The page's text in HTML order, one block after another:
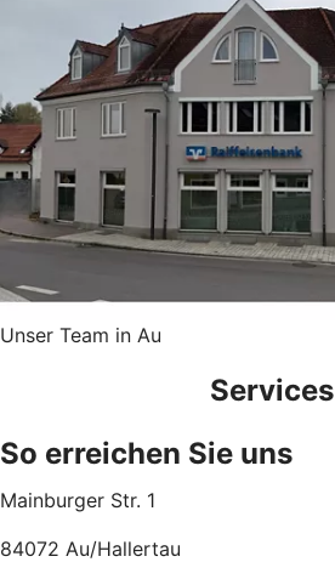
Unser Team in Au
Services
So erreichen Sie uns
Mainburger Str. 1
84072 Au/Hallertau